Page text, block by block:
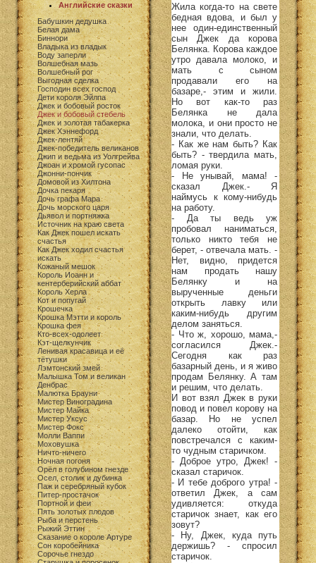
Английские сказки
Бабушкин дедушка
Белая дама
Биннори
Владыка из владык
Воду заперли
Волшебная мазь
Волшебный рог
Выгодная сделка
Господин всех господ
Дети короля Эйлпа
Джек и бобовый росток
Джек и бобовый стебель
Джек и золотая табакерка
Джек Хэннефорд
Джек-лентяй
Джек-победитель великанов
Джип и ведьма из Уолгрейва
Джоан и хромой гусопас
Джонни-пончик
Домовой из Хилтона
Дочка пекаря
Дочь графа Мара
Дочь морского царя
Дьявол и портняжка
Источник на краю света
Как Джек пошел искать
счастья
Как Джек ходил счастья
искать
Кожаный мешок
Король Иоанн и
кентерберийский аббат
Король Херла
Кот и попугай
Крошечка
Крошка Мэтти и король
Крошка фея
Кто-всех-одолеет
Кэт-щелкунчик
Ленивая красавица и её
тётушки
Лэмтонский змей
Малышка Том и великан
Денбрас
Малютка Брауни
Мистер Виноградина
Мистер Майка
Мистер Уксус
Мистер Фокс
Молли Ваппи
Моховушка
Ничто-ничего
Ночная погоня
Орёл в голубином гнезде
Осел, столик и дубинка
Паж и серебряный кубок
Питер-простачок
Портной и феи
Пять золотых плодов
Рыба и перстень
Рыжий Эттин
Сказание о короле Артуре
Сон коробейника
Сорочье гнездо
Жила когда-то на свете
бедная вдова, и был у
нее один-единственный
сын Джек да корова
Белянка. Корова каждое
утро давала молоко, и
мать с сыном
продавали его на
базаре,- этим и жили.
Но вот как-то раз
Белянка не дала
молока, и они просто не
знали, что делать.
- Как же нам быть? Как
быть? - твердила мать,
ломая руки.
- Не унывай, мама! -
сказал Джек.- Я
наймусь к кому-нибудь
на работу.
- Да ты ведь уж
пробовал наниматься,
только никто тебя не
берет, - отвечала мать. -
Нет, видно, придется
нам продать нашу
Белянку и на
вырученные деньги
открыть лавку или
каким-нибудь другим
делом заняться.
- Что ж, хорошо, мама,-
согласился Джек.-
Сегодня как раз
базарный день, и я живо
продам Белянку. А там
и решим, что делать.
И вот взял Джек в руки
повод и повел корову на
базар. Но не успел
далеко отойти, как
повстречался с каким-
то чудным старичком.
- Доброе утро, Джек! -
сказал старичок.
- И тебе доброго утра! -
ответил Джек, а сам
удивляется: откуда
старичок знает, как его
зовут?
- Ну, Джек, куда путь
держишь? - спросил
старичок.